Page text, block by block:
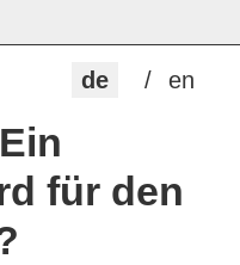
de en
für den